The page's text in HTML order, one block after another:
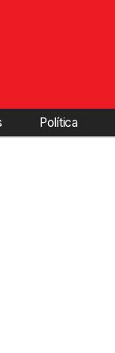
Política